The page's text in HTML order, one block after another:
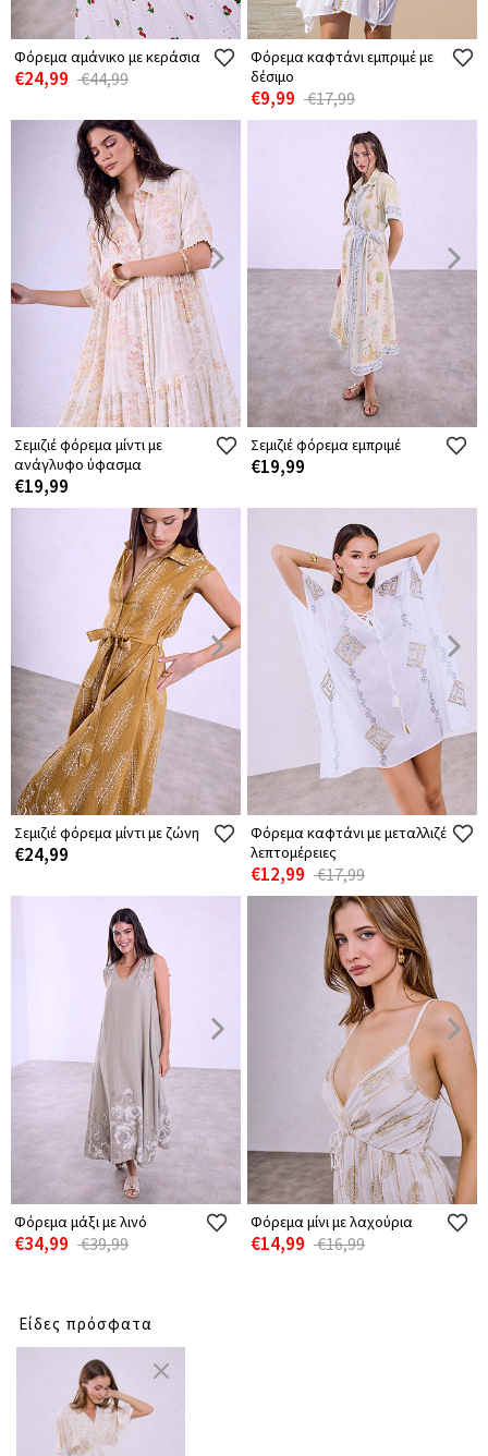
Φόρεμα αμάνικο με κεράσια
€24,99 €44,99
Φόρεμα καφτάνι εμπριμέ με
δέσιμο
€9,99 €17,99
Σεμιζιέ φόρεμα μίντι με
ανάγλυφο ύφασμα
€19,99
Σεμιζιέ φόρεμα εμπριμέ
€19,99
Σεμιζιέ φόρεμα μίντι με ζώνη
€24,99
Φόρεμα καφτάνι με μεταλλιζέ
λεπτομέρειες
€12,99 €17,99
Φόρεμα μάξι με λινό
€34,99 €39,99
Φόρεμα μίνι με λαχούρια
€14,99 €16,99
Είδες πρόσφατα